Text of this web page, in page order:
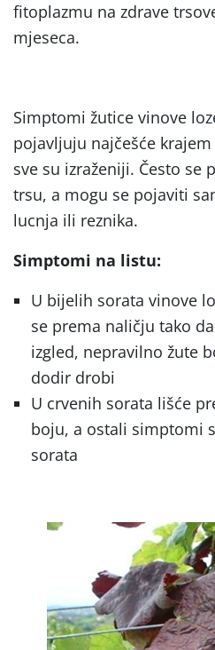
fitoplazmu na zdrave
mjeseca.
Simptomi žutice vinove
pojavljuju najčešće
sve su izraženiji. Često se
trsu, a mogu se pojaviti
lucnja ili reznika.
Simptomi na listu:
U bijelih sorata vinove
se prema naličju tako
izgled, nepravilno žute
dodir drobi
U crvenih sorata lišće
boju, a ostali simptomi
sorata